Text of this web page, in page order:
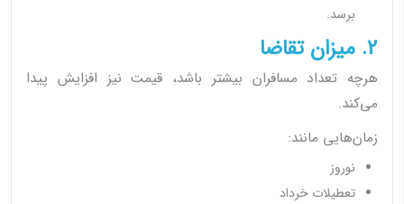
برسد.
2. میزان تقاضا
هرچه تعداد مسافران بیشتر باشد، قیمت نیز افزایش پیدا
می‌کند.
زمان‌هایی مانند:
نوروز
تعطیلات خرداد